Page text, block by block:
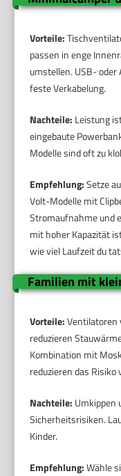
Vorteile:
passen in enge
umstellen. USB-
feste Verkabelung.
Nachteile: Leistung
eingebaute
Modelle sind oft zu
Empfehlung:Setze
Volt-Modelle mit
Stromaufnahme und
mit hoher Kapazität
wie viel Laufzeit du
Familien mit
Vorteile:Ventilatoren
reduzieren
Kombination mit
reduzieren das
Nachteile: Umkippen
Sicherheitsrisiken.
Kinder.
Empfehlung:Wähle